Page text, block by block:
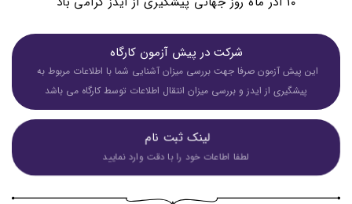
پیشگیری از ایدز و بررسی‌ میزان انتقال اطلاعات توسط کارگاه می باشد
لینک ثبت نام
لطفا اطاعات خود را با دقت وارد نمایید